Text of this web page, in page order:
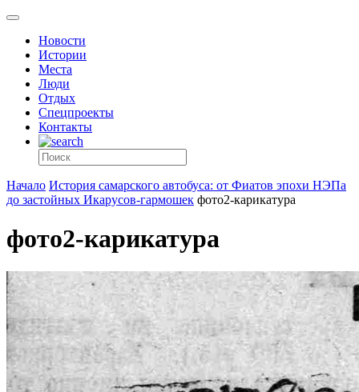
Новости
Истории
Места
Люди
Отдых
Спецпроекты
Контакты
Начало История самарского автобуса: от Фиатов эпохи НЭПа
до застойных Икарусов-гармошек фото2-карикатура
фото2-карикатура